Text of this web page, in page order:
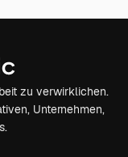
zu verwirklichen.
Unternehmen,